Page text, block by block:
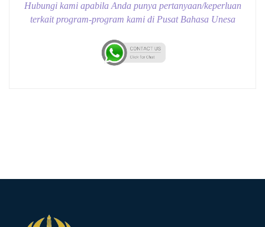
Hubungi kami apabila Anda punya pertanyaan/keperluan
terkait program-program kami di Pusat Bahasa Unesa